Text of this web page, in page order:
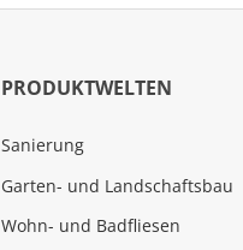
PRODUKTWELTEN
Sanierung
Garten- und Landschaftsbau
Wohn- und Badfliesen